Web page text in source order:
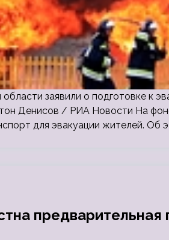
области заявили о подготовке
Денисов / РИА Новости На
для эвакуации жителей. Об